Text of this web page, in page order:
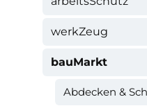
werkZeug
bauMarkt
Abdecken &